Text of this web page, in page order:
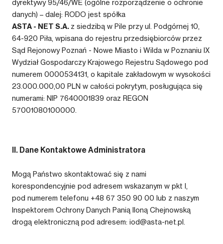
dyrektywy 95/46/WE (ogólne rozporządzenie o ochronie
danych) – dalej: RODO jest spółka
ASTA - NET S.A. z siedzibą w Pile przy ul. Podgórnej 10,
64-920 Piła, wpisana do rejestru przedsiębiorców przez
Sąd Rejonowy Poznań - Nowe Miasto i Wilda w Poznaniu IX
Wydział Gospodarczy Krajowego Rejestru Sądowego pod
numerem 0000534131, o kapitale zakładowym w wysokości
23.000.000,00 PLN w całości pokrytym, posługująca się
numerami: NIP 7640001839 oraz REGON
57001080100000.
II. Dane Kontaktowe Administratora
Mogą Państwo skontaktować się z nami
korespondencyjnie pod adresem wskazanym w pkt I,
pod numerem telefonu +48 67 350 90 00 lub z naszym
Inspektorem Ochrony Danych Panią Iloną Chejnowską
drogą elektroniczną pod adresem: iod@asta-net.pl.